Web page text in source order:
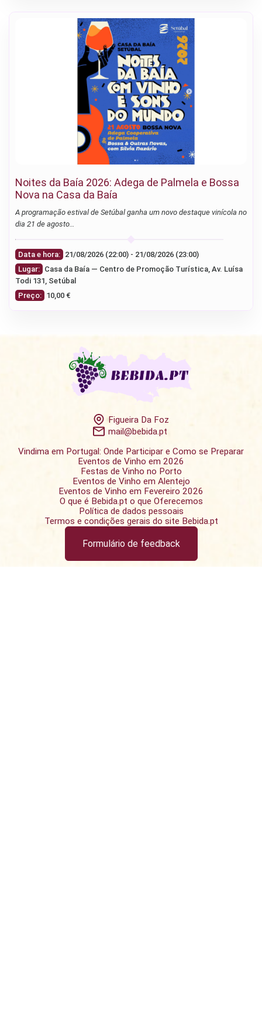
Noites da Baía 2026: Adega de Palmela e Bossa
Nova na Casa da Baía
A programação estival de Setúbal ganha um novo destaque vinícola no
dia 21 de agosto…
Data e hora:
21/08/2026 (22:00) - 21/08/2026 (23:00)
Lugar: Casa da Baía — Centro de Promoção Turística, Av. Luísa
Todi 131, Setúbal
Preço: 10,00 €
Figueira Da Foz
mail@bebida.pt
Vindima em Portugal: Onde Participar e Como se Preparar
Eventos de Vinho em 2026
Festas de Vinho no Porto
Eventos de Vinho em Alentejo
Eventos de Vinho em Fevereiro 2026
O que é Bebida.pt o que Oferecemos
Política de dados pessoais
Termos e condições gerais do site Bebida.pt
Formulário de feedback